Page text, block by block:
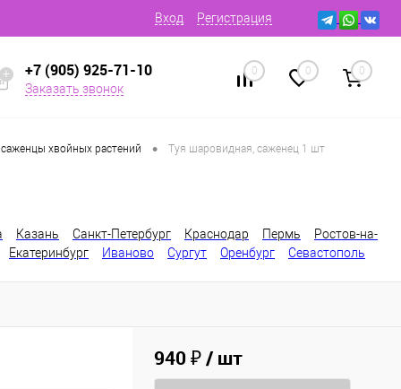
Вход Регистрация
+7 (905) 925-71-10
Заказать звонок
0 0 0
хвойных растений • Туя шаровидная, саженец 1 шт
Казань Санкт-Петербург Краснодар Пермь
Ростов-на-
Екатеринбург Иваново Сургут Оренбург
Севастополь
940 ₽/ шт